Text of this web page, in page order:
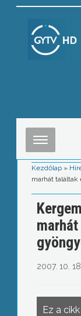
Kezdőlap »
marhát találtak
2007. 10. 18.
Ez a